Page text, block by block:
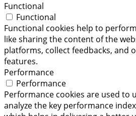
Functional
Functional
Functional cookies help to
like sharing the content of the
platforms, collect feedbacks, and
features.
Performance
Performance
Performance cookies are used to
analyze the key performance